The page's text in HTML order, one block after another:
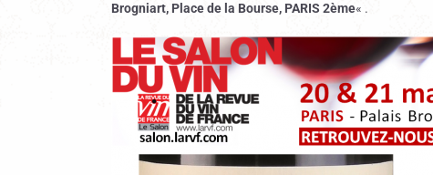
Brogniart, Place de la Bourse, PARIS 2ème« .